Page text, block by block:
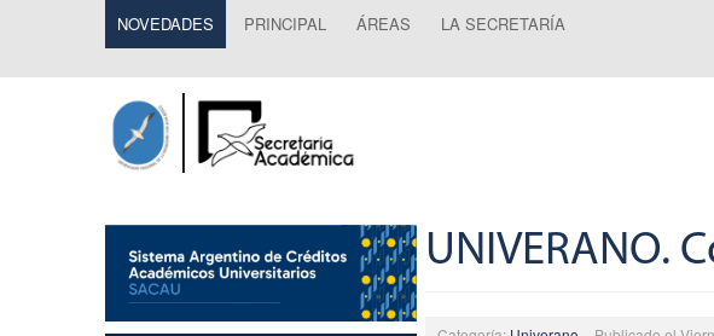
NOVEDADES PRINCIPAL ÁREAS LA SECRETARÍA
UNIVERANO.